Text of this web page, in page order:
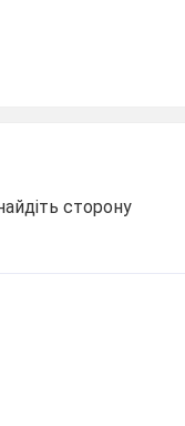
сторону